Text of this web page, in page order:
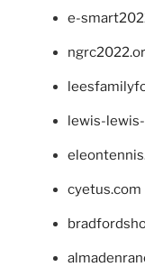
e-
lewis-
cyetus.com